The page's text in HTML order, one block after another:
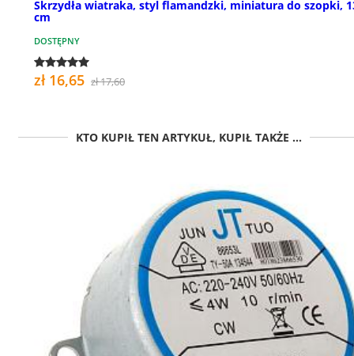
Skrzydła wiatraka, styl flamandzki, miniatura do szopki,
cm
DOSTĘPNY
zł 16,65 zł 17,60
KTO KUPIŁ TEN ARTYKUŁ, KUPIŁ TAKŻE ...